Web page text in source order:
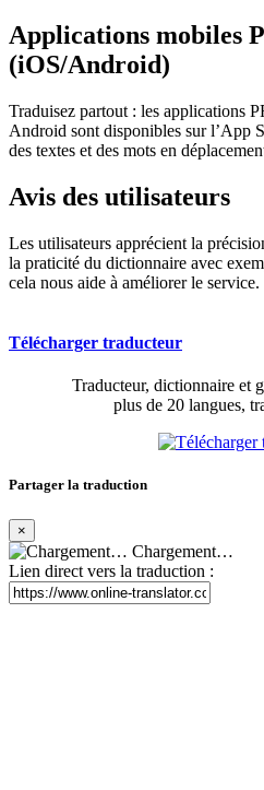
Applications mobiles
(iOS/Android)
Traduisez partout : les applications
Android sont disponibles sur l’App
des textes et des mots en
Avis des utilisateurs
Les utilisateurs apprécient la
la praticité du dictionnaire avec
cela nous aide à améliorer le service.
Télécharger traducteur
Traducteur, dictionnaire et
plus de 20 langues,
Partager la traduction
×
Chargement…
Lien direct vers la traduction :